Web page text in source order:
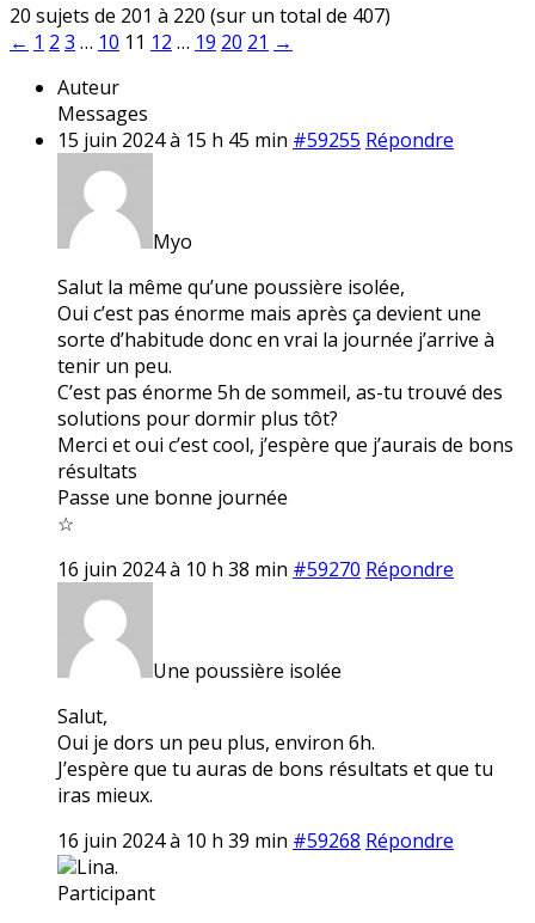
20 sujets de 201 à 220 (sur un total de 407)
← 1 2 3 … 10 11 12 … 19 20 21 →
Auteur
Messages
15 juin 2024 à 15 h 45 min #59255 Répondre
Myo
Salut la même qu’une poussière isolée,
Oui c’est pas énorme mais après ça devient une
sorte d’habitude donc en vrai la journée j’arrive à
tenir un peu.
C’est pas énorme 5h de sommeil, as-tu trouvé des
solutions pour dormir plus tôt?
Merci et oui c’est cool, j’espère que j’aurais de bons
résultats
Passe une bonne journée
☆
16 juin 2024 à 10 h 38 min #59270 Répondre
Une poussière isolée
Salut,
Oui je dors un peu plus, environ 6h.
J’espère que tu auras de bons résultats et que tu
iras mieux.
16 juin 2024 à 10 h 39 min #59268 Répondre
Lina.
Participant